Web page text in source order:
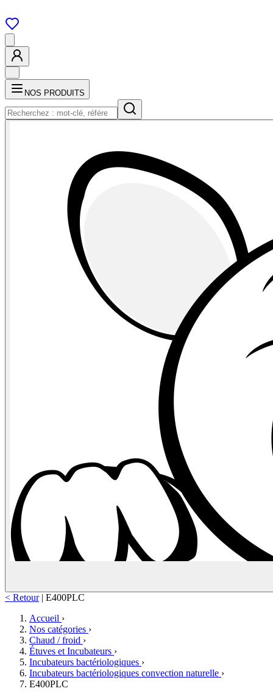
NOS PRODUITS
< Retour | E400PLC
Accueil ›
Nos catégories ›
Chaud / froid ›
Étuves et Incubateurs ›
Incubateurs bactériologiques ›
Incubateurs bactériologiques convection naturelle ›
E400PLC